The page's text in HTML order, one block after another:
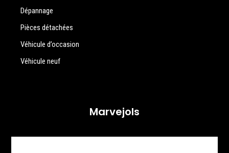
Dépannage
Pièces détachées
Véhicule d’occasion
Véhicule neuf
Marvejols